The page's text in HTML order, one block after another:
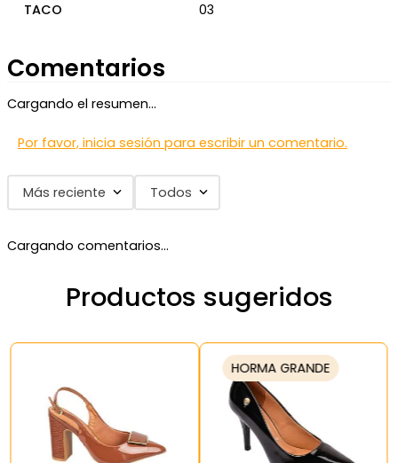
TACO 03
Comentarios
Cargando el resumen…
Por favor, inicia sesión para escribir un comentario.
Más reciente Todos
Cargando comentarios…
Productos sugeridos
HORMA GRANDE